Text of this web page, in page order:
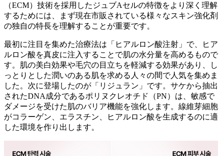
（ECM）技術を採用したジュブAセルの特徴をより深く理解
するためには、まず現在市販されている様々なスキン強化剤
の独自の特長を理解することが重要です。
最初に注目を集めた治療法は「ヒアルロン酸注射」で、ヒア
ルロン酸を真皮に注入することで肌の水分量を高めるもので
す。肌の美白効果や毛穴の目立ちを軽減する効果があり、し
っとりとした潤いのある肌を求める人々の間で人気を集めま
した。次に登場したのが「リジュラン」です。サケから抽出
されたDNA成分であるポリヌクレオチド（PN）は、敏感で
ダメージを受けた肌のバリア機能を強化します。線維芽細胞
がコラーゲン、エラスチン、ヒアルロン酸を生成するのに適
した環境を作り出します。